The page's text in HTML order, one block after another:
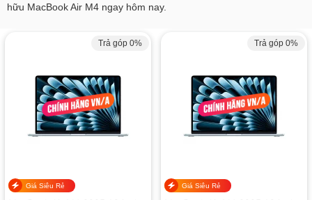
hữu MacBook Air M4 ngay hôm nay.
Trả góp 0%
Giá Siêu Rẻ
Trả góp 0%
Giá Siêu Rẻ